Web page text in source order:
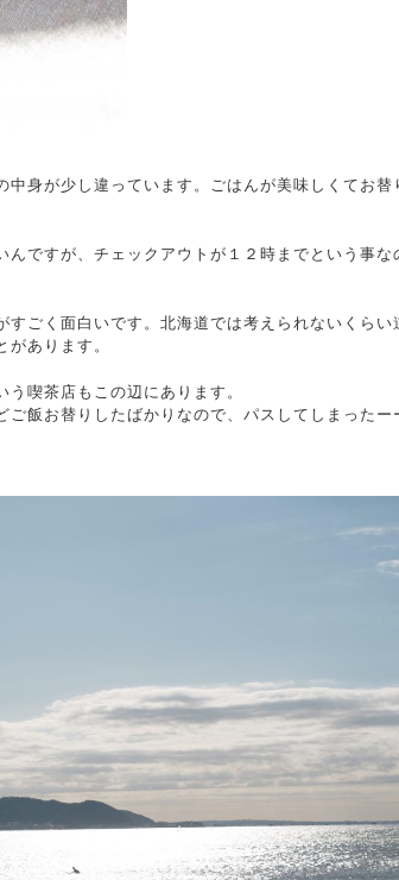
中身が少し違っています。ごはんが美味しくてお
ですが、チェックアウトが１２時までという事
すごく面白いです。北海道では考えられないくら
あります。
喫茶店もこの辺にあります。
飯お替りしたばかりなので、パスしてしまったー